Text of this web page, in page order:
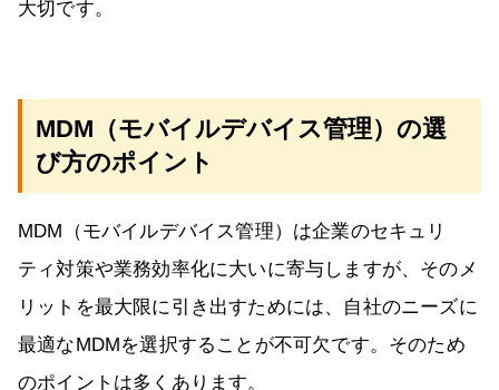
大切です。
MDM（モバイルデバイス管理）の選
び方のポイント
MDM（モバイルデバイス管理）は企業のセキュリ
ティ対策や業務効率化に大いに寄与しますが、そのメ
リットを最大限に引き出すためには、自社のニーズに
最適なMDMを選択することが不可欠です。そのため
のポイントは多くあります。